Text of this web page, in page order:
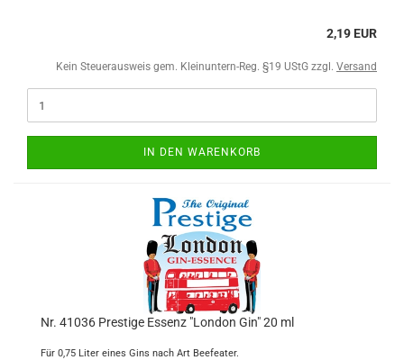
2,19 EUR
Kein Steuerausweis gem. Kleinuntern-Reg. §19 UStG zzgl. Versand
IN DEN WARENKORB
Nr. 41036 Prestige Essenz "London Gin" 20 ml
Für 0,75 Liter eines Gins nach Art Beefeater.